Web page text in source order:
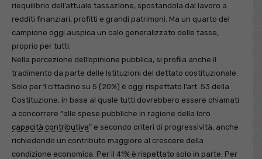
riequilibrio dell’attuale tassazione, spostandola dal lavoro a
redditi finanziari, profitti e grandi patrimoni. Ma un quarto del
campione oggi auspica un calo generalizzato delle tasse,
proprio per tutti.
Nella percezione dell’opinione pubblica, si profila anche il
tradimento da parte delle Istituzioni del dettato costituzionale.
Solo per 1 cittadino su 5 (20%) è oggi rispettato l’art. 53 della
Costituzione, in base al quale tutti dovrebbero essere chiamati
a concorrere “alle spese pubbliche in ragione della loro
capacità contributiva” e secondo criteri di progressività, anche
richiedendo un contributo maggiore al crescere della
condizione economica. Per il 41% è rispettato solo in parte. Per